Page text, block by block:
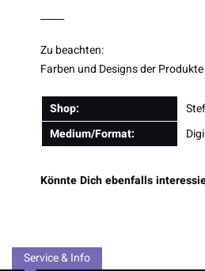
_____
Zu beachten:
Farben und Designs der
Shop:
Medium/Format:
Könnte Dich ebenfalls
Service & Info